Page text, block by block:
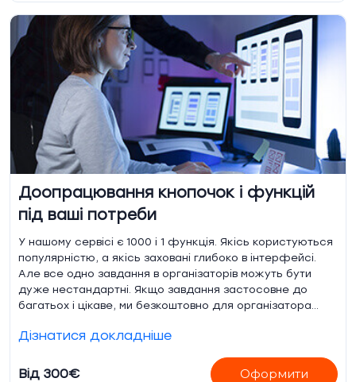
Доопрацювання кнопочок і функцій
під ваші потреби
У нашому сервісі є 1000 і 1 функція. Якісь користуються
популярністю, а якісь заховані глибоко в інтерфейсі.
Але все одно завдання в організаторів можуть бути
дуже нестандартні. Якщо завдання застосовне до
багатьох і цікаве, ми безкоштовно для організатора
розробки. Але якщо відсутня потрібна лише в
вчора", то прискорене впровадження можливе за
Дізнатися докладніше
Від 300€ Оформити